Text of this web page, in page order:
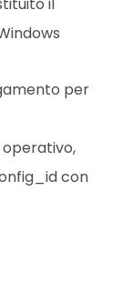
per
con